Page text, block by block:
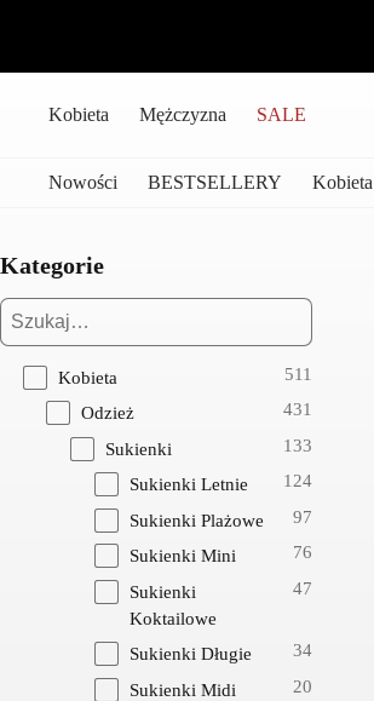
Kobieta Mężczyzna SALE
Nowości BESTSELLERY Kobieta
Kategorie
Kobieta 511
Odzież 431
Sukienki 133
Sukienki Letnie 124
Sukienki Plażowe 97
Sukienki Mini 76
Sukienki
Koktailowe
47
Sukienki Długie 34
Sukienki Midi 20